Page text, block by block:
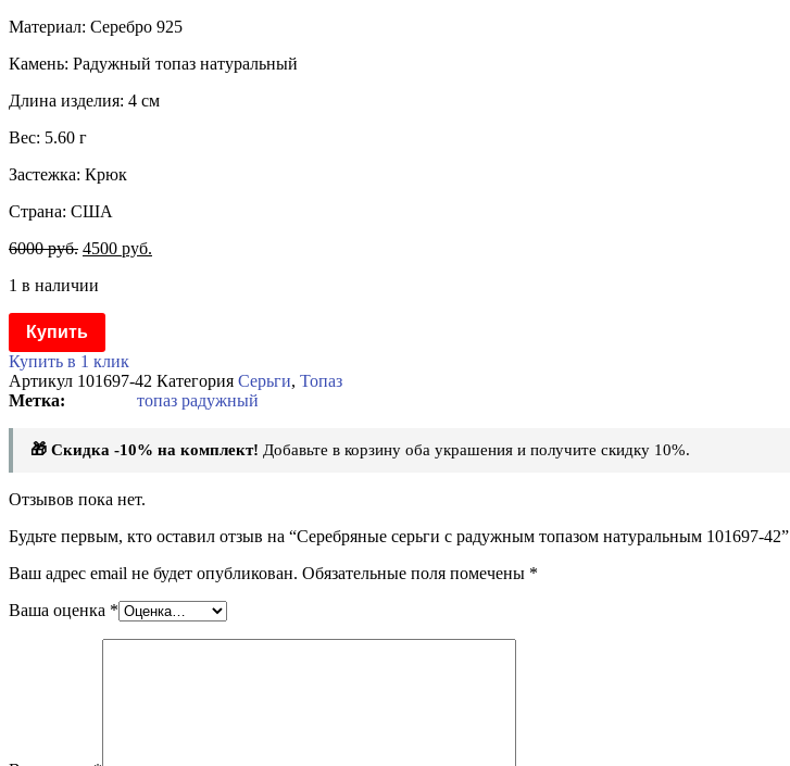
Материал: Серебро 925
Камень: Радужный топаз натуральный
Длина изделия: 4 см
Вес: 5.60 г
Застежка: Крюк
Страна: США
6000руб. 4500 руб.
1 в наличии
Купить
Купить в 1 клик
Артикул 101697-42 Категория Серьги, Топаз
топаз радужный
🎁 Скидка -10% на комплект! Добавьте в корзину оба украшения и получите скидку 10%.
Отзывов пока нет.
Будьте первым, кто оставил отзыв на “Серебряные серьги с радужным топазом натуральным 101697-42”
Ваш адрес email не будет опубликован. Обязательные поля помечены *
Ваша оценка *